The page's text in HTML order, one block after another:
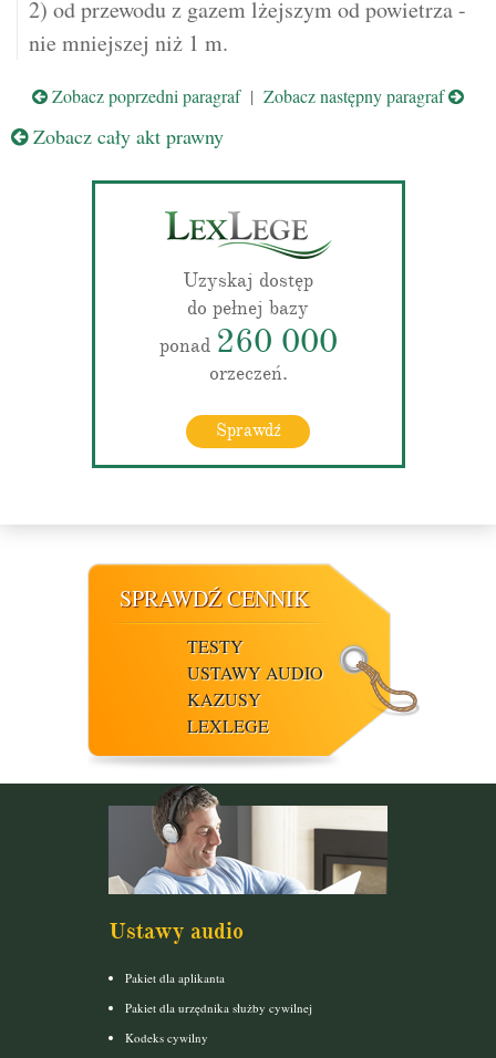
2) od przewodu z gazem lżejszym od powietrza -
nie mniejszej niż 1 m.
Zobacz poprzedni paragraf| Zobacz następny paragraf
Zobacz cały akt prawny
Uzyskaj dostęp
do pełnej bazy
ponad 260 000
orzeczeń.
Sprawdź
SPRAWDŹ CENNIK
TESTY
USTAWY AUDIO
KAZUSY
LEXLEGE
Ustawy audio
Pakiet dla aplikanta
Pakiet dla urzędnika służby cywilnej
Kodeks cywilny